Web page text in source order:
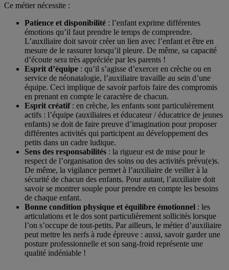
Ce métier nécessite :
Patience et disponibilité : l’enfant exprime différentes
émotions qu’il faut prendre le temps de comprendre.
L’auxiliaire doit savoir créer un lien avec l’enfant et être en
mesure de le rassurer lorsqu’il pleure. De même, sa capacité
d’écoute sera très appréciée par les parents !
Esprit d’équipe : qu’il s’agisse d’exercer en crèche ou en
service de néonatalogie, l’auxiliaire travaille au sein d’une
équipe. Ceci implique de savoir parfois faire des compromis
en prenant en compte le caractère de chacun.
Esprit créatif: en crèche, les enfants sont particulièrement
actifs : l’équipe (auxiliaires et éducateur / éducatrice de jeunes
enfants) se doit de faire preuve d’imagination pour proposer
différentes activités qui participent au développement des
petits dans un cadre ludique.
Sens des responsabilités : la rigueur est de mise pour le
respect de l’organisation des soins ou des activités prévu(e)s.
De même, la vigilance permet à l’auxiliaire de veiller à la
sécurité de chacun des enfants. Pour autant, l’auxiliaire doit
savoir se montrer souple pour prendre en compte les besoins
de chaque enfant.
Bonne condition physique et équilibre émotionnel : les
articulations et le dos sont particulièrement sollicités lorsque
l’on s’occupe de tout-petits. Par ailleurs, le métier d’auxiliaire
peut mettre les nerfs à rude épreuve : aussi, savoir garder une
posture professionnelle et son sang-froid représente une
qualité indéniable !